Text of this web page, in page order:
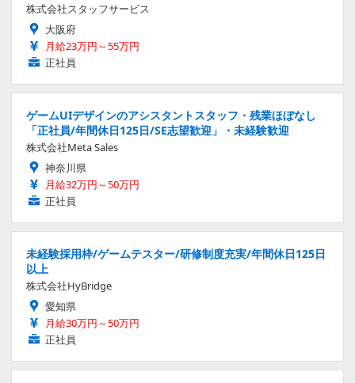
株式会社スタッフサービス
大阪府
月給23万円～55万円
正社員
ゲームUIデザインのアシスタントスタッフ・残業ほぼなし
「正社員/年間休日125日/SE志望歓迎」・未経験歓迎
株式会社Meta Sales
神奈川県
月給32万円～50万円
正社員
未経験採用枠/ゲームテスター/研修制度充実/年間休日125日
以上
株式会社HyBridge
愛知県
月給30万円～50万円
正社員